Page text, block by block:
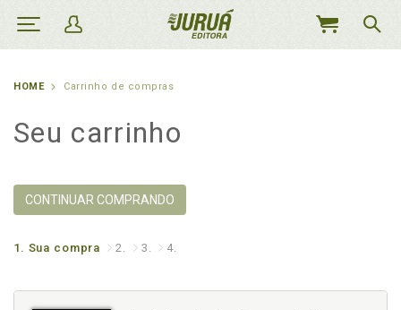
MEU
HOME Carrinho de compras
Seu carrinho
CONTINUAR COMPRANDO
1. Sua compra 2. 3. 4.